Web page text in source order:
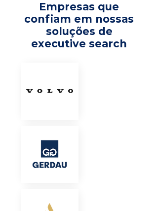
Empresas que
confiam em nossas
soluções de
executive search